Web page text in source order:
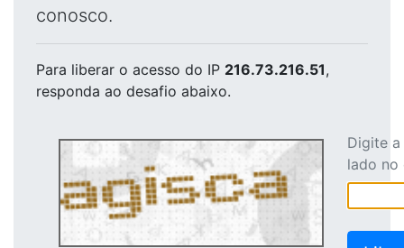
conosco.
Para liberar o acesso do IP 216.73.216.51,
responda ao desafio abaixo.
Digite
lado no